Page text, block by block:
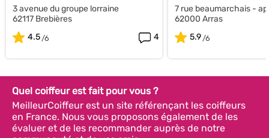
3 avenue du groupe lorraine
62117 Brebières
4.5
4
7 rue beaumarchais -
62000 Arras
5.9
Quel coiffeur est fait pour vous ?
MeilleurCoiffeur est un site référençant les coiffeurs
en France. Nous vous proposons également de les
évaluer et de les recommander auprès de notre